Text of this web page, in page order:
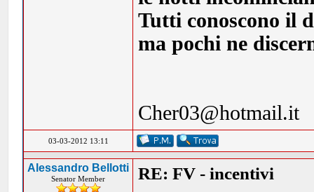
Tutti conoscono il
ma pochi ne
Cher03@hotmail.it
03-03-2012 13:11
Alessandro Bellotti
Senator Member RE: FV - incentivi